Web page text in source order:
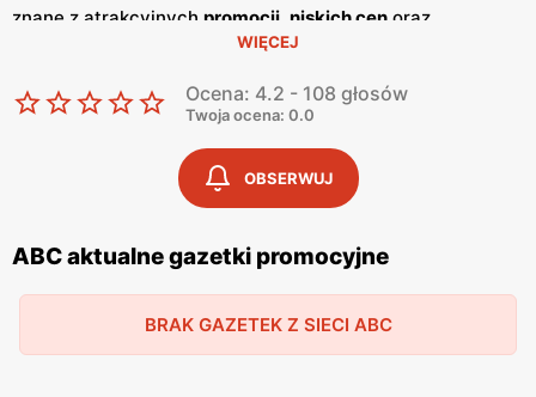
znane z atrakcyjnych promocji niskich cen oraz
szerokiego asortymentu, który zaspokaja potrzeby całej
rodziny. Dzięki przyjaznej obsłudze i lokalnym sklepom,
ABC stało się ulubionym miejscem zakupów dla wielu
regularnie publikuje
, w których prezentowane są najlepsze oferty
oraz nowości produktowe.Gazetkite ukazują się kilka razy
w miesiącu, umożliwiając klientom śledzenie najnowszych
okazji i planowanie zakupów z wyprzedzeniem. Dostępne
wersji online na stronie internetowej sieci. Jednym z
WIĘCEJ
Ocena: 4.2 - 108 głosów
Twoja ocena: 0.0
OBSERWUJ
ABC aktualne gazetki promocyjne
BRAK GAZETEK Z SIECI ABC